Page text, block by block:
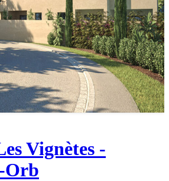
Vignètes -
Orb